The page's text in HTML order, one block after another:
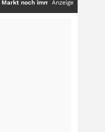
noch immer nur die Hälfte der
Anzeige